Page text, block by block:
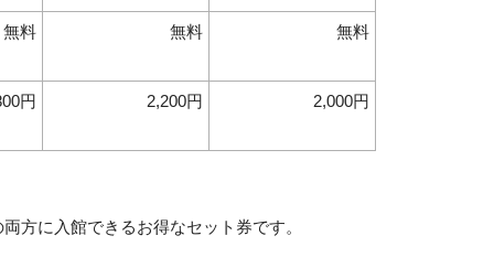
無料 無料 無料
円 2,200円 2,000円
方に入館できるお得なセット券です。